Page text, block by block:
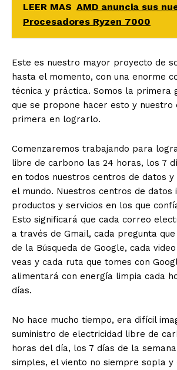
LEER MAS AMD anuncia sus
Procesadores Ryzen 7000
Este es nuestro mayor proyecto de
hasta el momento, con una enorme
técnica y práctica. Somos la primera
que se propone hacer esto y nuestro
primera en lograrlo.
Comenzaremos trabajando para
libre de carbono las 24 horas, los 7
en todos nuestros centros de datos y
el mundo. Nuestros centros de datos
productos y servicios en los que
Esto significará que cada correo
a través de Gmail, cada pregunta
de la Búsqueda de Google, cada video
veas y cada ruta que tomes con
alimentará con energía limpia cada
días.
No hace mucho tiempo, era difícil
suministro de electricidad libre de
horas del día, los 7 días de la
simples, el viento no siempre sopla